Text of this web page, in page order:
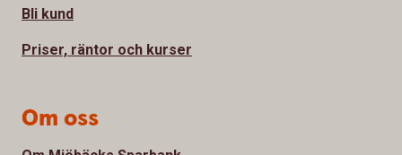
Bli kund
Priser, räntor och kurser
Om oss